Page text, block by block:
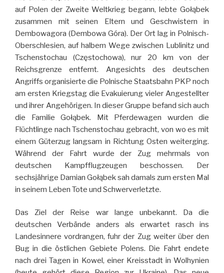
auf Polen der Zweite Weltkrieg begann, lebte Gołąbek
zusammen mit seinen Eltern und Geschwistern in
Dembowagora (Dembowa Góra). Der Ort lag in Polnisch-
Oberschlesien, auf halbem Wege zwischen Lublinitz und
Tschenstochau (Częstochowa), nur 20 km von der
Reichsgrenze entfernt. Angesichts des deutschen
Angriffs organisierte die Polnische Staatsbahn PKP noch
am ersten Kriegstag die Evakuierung vieler Angestellter
und ihrer Angehörigen. In dieser Gruppe befand sich auch
die Familie Gołąbek. Mit Pferdewagen wurden die
Flüchtlinge nach Tschenstochau gebracht, von wo es mit
einem Güterzug langsam in Richtung Osten weiterging.
Während der Fahrt wurde der Zug mehrmals von
deutschen Kampfflugzeugen beschossen. Der
sechsjährige Damian Gołąbek sah damals zum ersten Mal
in seinem Leben Tote und Schwerverletzte.
Das Ziel der Reise war lange unbekannt. Da die
deutschen Verbände anders als erwartet rasch ins
Landesinnere vordrangen, fuhr der Zug weiter über den
Bug in die östlichen Gebiete Polens. Die Fahrt endete
nach drei Tagen in Kowel, einer Kreisstadt in Wolhynien